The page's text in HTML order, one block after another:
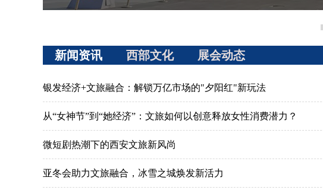
新闻资讯 西部文化 展会动态
银发经济+文旅融合：解锁万亿市场的"夕阳红"新玩法
从“女神节”到“她经济”：文旅如何以创意释放女性消费潜力？
微短剧热潮下的西安文旅新风尚
亚冬会助力文旅融合，冰雪之城焕发新活力